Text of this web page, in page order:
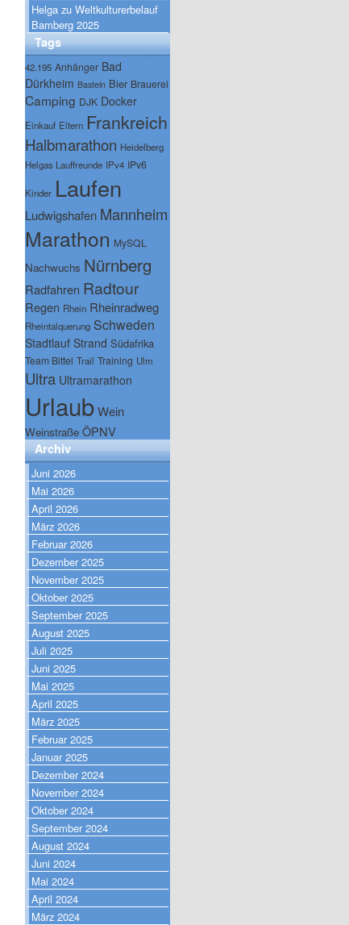
Helga zu Weltkulturerbelauf
Bamberg 2025
Tags
42.195 Anhänger Bad
Dürkheim Basteln Bier Brauerei
Camping DJK Docker
Einkauf Eltern Frankreich
Halbmarathon Heidelberg
Helgas Lauffreunde IPv4 IPv6
Kinder Laufen
Ludwigshafen Mannheim
Marathon MySQL
Nachwuchs Nürnberg
Radfahren Radtour
Regen Rhein Rheinradweg
Rheintalquerung Schweden
Stadtlauf Strand Südafrika
Team Bittel Trail Training Ulm
Ultra Ultramarathon
UrlaubWein
Weinstraße ÖPNV
Archiv
Juni 2026
Mai 2026
April 2026
März 2026
Februar 2026
Dezember 2025
November 2025
Oktober 2025
September 2025
August 2025
Juli 2025
Juni 2025
Mai 2025
April 2025
März 2025
Februar 2025
Januar 2025
Dezember 2024
November 2024
Oktober 2024
September 2024
August 2024
Juni 2024
Mai 2024
April 2024
März 2024